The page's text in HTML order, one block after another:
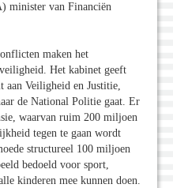
minister van Financiën
maken het
Het kabinet geeft
aan Veiligheid en Justitie,
de National Politie gaat. Er
waarvan ruim 200 miljoen
tegen te gaan wordt
structureel 100 miljoen
bedoeld voor sport,
kinderen mee kunnen doen.